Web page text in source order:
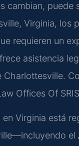
cambian,
Virginia,
requieren un
asistencia
Charlottesville.
Offices Of
Virginia está
el